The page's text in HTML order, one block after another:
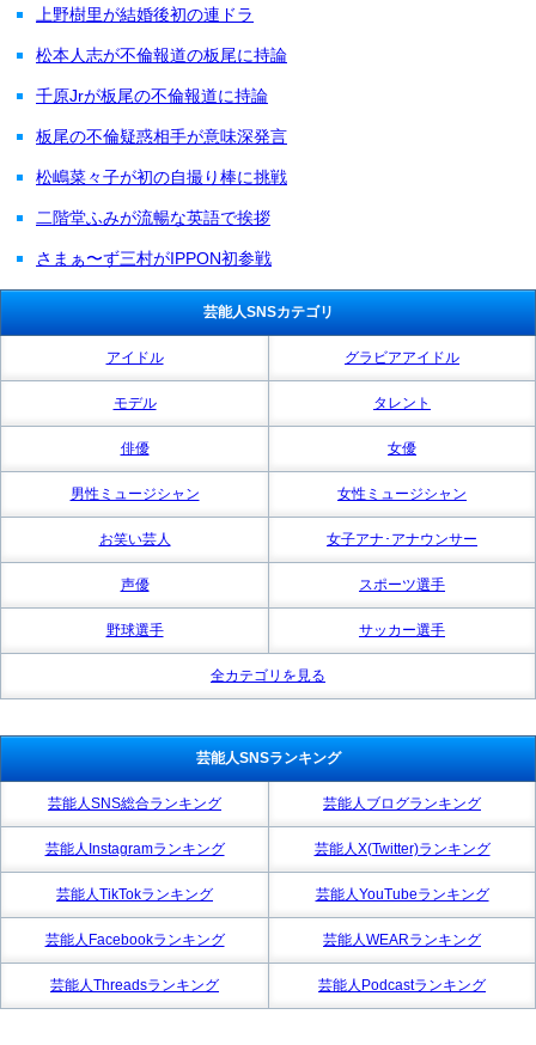
上野樹里が結婚後初の連ドラ
松本人志が不倫報道の板尾に持論
千原Jrが板尾の不倫報道に持論
板尾の不倫疑惑相手が意味深発言
松嶋菜々子が初の自撮り棒に挑戦
二階堂ふみが流暢な英語で挨拶
さまぁ〜ず三村がIPPON初参戦
芸能人SNSカテゴリ
アイドル グラビアアイドル
モデル タレント
俳優 女優
男性ミュージシャン 女性ミュージシャン
お笑い芸人 女子アナ･アナウンサー
声優 スポーツ選手
野球選手 サッカー選手
全カテゴリを見る
芸能人SNSランキング
芸能人SNS総合ランキング 芸能人ブログランキング
芸能人Instagramランキング 芸能人X(Twitter)ランキング
芸能人TikTokランキング 芸能人YouTubeランキング
芸能人Facebookランキング 芸能人WEARランキング
芸能人Threadsランキング 芸能人Podcastランキング